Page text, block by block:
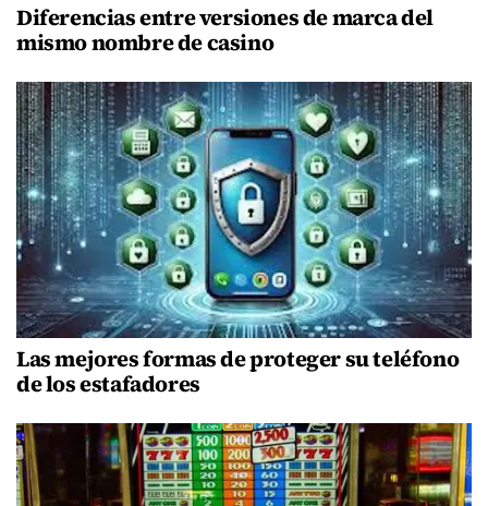
Diferencias entre versiones de marca del
mismo nombre de casino
Las mejores formas de proteger su teléfono
de los estafadores